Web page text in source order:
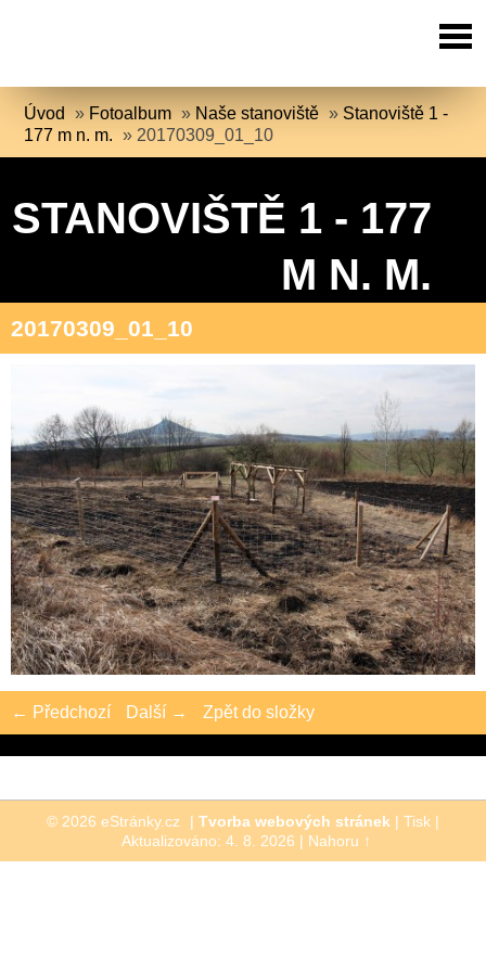
Úvod » Fotoalbum » Naše stanoviště » Stanoviště 1 -
177 m n. m. » 20170309_01_10
STANOVIŠTĚ 1 - 177
M N. M.
20170309_01_10
← Předchozí Další → Zpět do složky
© 2026 eStránky.cz | Tvorba webových stránek | Tisk |
Aktualizováno: 4. 8. 2026 | Nahoru ↑